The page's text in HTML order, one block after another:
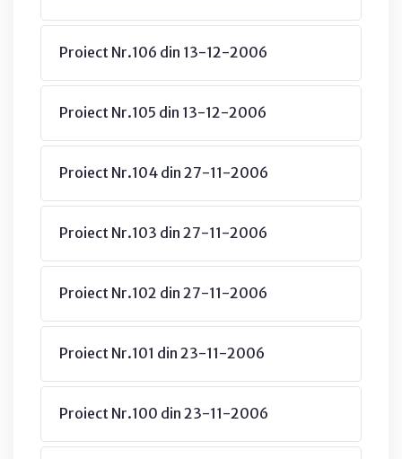
Proiect Nr.106 din 13-12-2006
Proiect Nr.105 din 13-12-2006
Proiect Nr.104 din 27-11-2006
Proiect Nr.103 din 27-11-2006
Proiect Nr.102 din 27-11-2006
Proiect Nr.101 din 23-11-2006
Proiect Nr.100 din 23-11-2006